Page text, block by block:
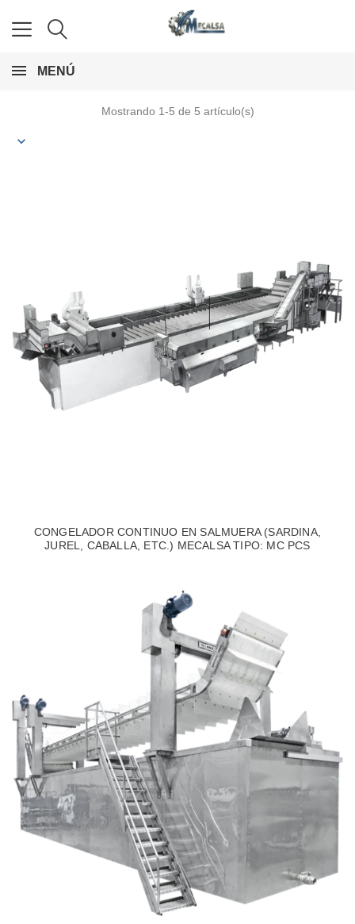
MENÚ
Mostrando 1-5 de 5 artículo(s)
CONGELADOR CONTINUO EN SALMUERA (SARDINA,
JUREL, CABALLA, ETC.) MECALSA TIPO: MC PCS